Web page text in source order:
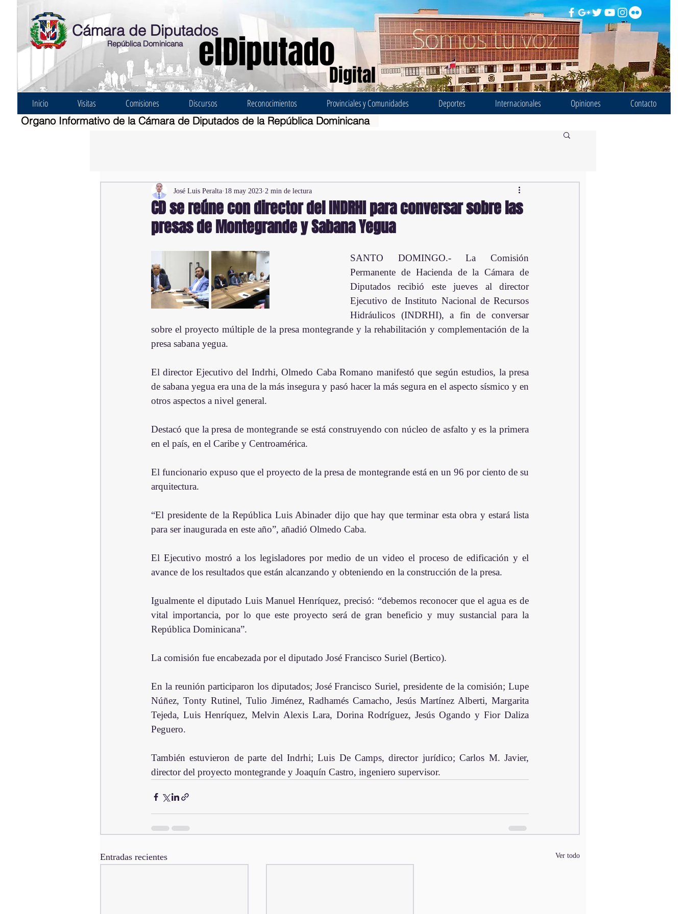
Digital
elDiputado
Cámara de Diputados
República Dominicana
Inicio Visitas Comisiones Discursos Reconocimientos Provinciales y Comunidades Deportes Internacionales Opiniones Contacto
Organo Informativo de la Cámara de Diputados de la República Dominicana
CD se reúne con director del INDRHI para conversar sobre las
presas de Montegrande y Sabana Yegua
José Luis Peralta 18 may 2023 2 min de lectura
SANTO DOMINGO.- La Comisión
Permanente de Hacienda de la Cámara de
Diputados recibió este jueves al director
Ejecutivo de Instituto Nacional de Recursos
Hidráulicos (INDRHI), a fin de conversar
sobre el proyecto múltiple de la presa montegrande y la rehabilitación y complementación de la
presa sabana yegua.
El director Ejecutivo del Indrhi, Olmedo Caba Romano manifestó que según estudios, la presa
de sabana yegua era una de la más insegura y pasó hacer la más segura en el aspecto sísmico y en
otros aspectos a nivel general.
Destacó que la presa de montegrande se está construyendo con núcleo de asfalto y es la primera
en el país, en el Caribe y Centroamérica.
El funcionario expuso que el proyecto de la presa de montegrande está en un 96 por ciento de su
arquitectura.
“El presidente de la República Luis Abinader dijo que hay que terminar esta obra y estará lista
para ser inaugurada en este año”, añadió Olmedo Caba.
El Ejecutivo mostró a los legisladores por medio de un video el proceso de edificación y el
avance de los resultados que están alcanzando y obteniendo en la construcción de la presa.
Igualmente el diputado Luis Manuel Henríquez, precisó: “debemos reconocer que el agua es de
vital importancia, por lo que este proyecto será de gran beneficio y muy sustancial para la
República Dominicana”.
La comisión fue encabezada por el diputado José Francisco Suriel (Bertico).
En la reunión participaron los diputados; José Francisco Suriel, presidente de la comisión; Lupe
Núñez, Tonty Rutinel, Tulio Jiménez, Radhamés Camacho, Jesús Martínez Alberti, Margarita
Tejeda, Luis Henríquez, Melvin Alexis Lara, Dorina Rodríguez, Jesús Ogando y Fior Daliza
Peguero.
También estuvieron de parte del Indrhi; Luis De Camps, director jurídico; Carlos M. Javier,
director del proyecto montegrande y Joaquín Castro, ingeniero supervisor.
Entradas recientes Ver todo